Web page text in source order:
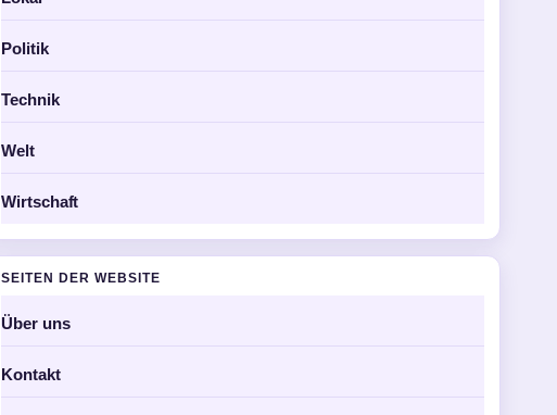
Politik
Technik
Welt
Wirtschaft
SEITEN DER WEBSITE
Über uns
Kontakt